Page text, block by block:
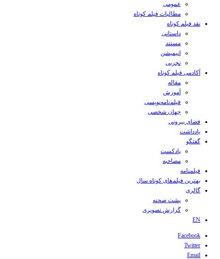
عمومی
مطالبات فیلم کوتاه
نقد فیلم کوتاه
داستانی
مستند
انیمیشن
تجربی
آکادمی فیلم کوتاه
مقاله
آموزش
فیلم‌نامه‌نویسی
جهان شخصی
فضای بیرونی
یادداشت
گفتگو
پادکست
مصاحبه
فیلمنامه
بهترین فیلم‌های کوتاه سال
گالری
پشت صحنه
گزارش تصویری
EN
Facebook
Twitter
Email